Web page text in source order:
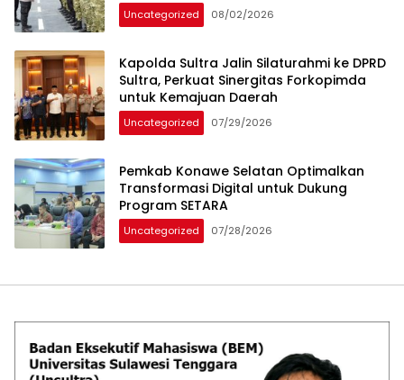
Uncategorized 08/02/2026
Kapolda Sultra Jalin Silaturahmi ke DPRD
Sultra, Perkuat Sinergitas Forkopimda
untuk Kemajuan Daerah
Uncategorized 07/29/2026
Pemkab Konawe Selatan Optimalkan
Transformasi Digital untuk Dukung
Program SETARA
Uncategorized 07/28/2026